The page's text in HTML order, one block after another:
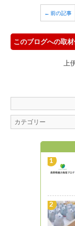
← 前の記事
このブログへの取
上